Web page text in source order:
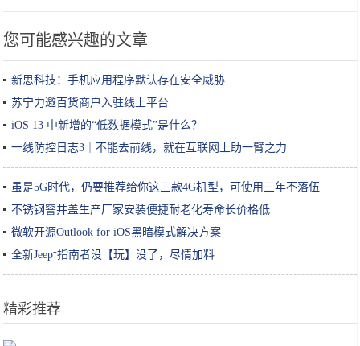
您可能感兴趣的文章
新思科技：手机应用程序默认存在安全威胁
苏宁力邀百货商户入驻线上平台
iOS 13 中新增的“低数据模式”是什么？
一线防控日志3｜不能去前线，就在互联网上助一臂之力
虽是5G时代，仍要推荐给你这三款4G机型，可使用三年不落伍
不锈钢窨井盖生产厂家安装便捷耐老化寿命长价格低
微软开源Outlook for iOS黑暗模式解决方案
全新Jeep⁺指南者没【玩】没了，尽情加料
精彩推荐